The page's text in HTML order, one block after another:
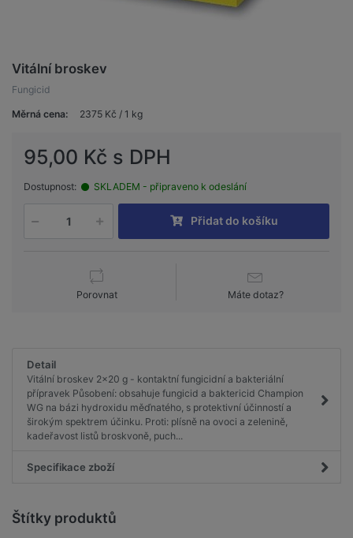
Vitální broskev
Fungicid
Měrná cena: 2375 Kč / 1 kg
95,00 Kč s DPH
Dostupnost: SKLADEM - připraveno k odeslání
Přidat do košíku
Porovnat Máte dotaz?
Detail
Vitální broskev 2x20 g - kontaktní fungicidní a bakteriální
přípravek Působení: obsahuje fungicid a baktericid Champion
WG na bázi hydroxidu měďnatého, s protektivní účinností a
širokým spektrem účinku. Proti: plísně na ovoci a zelenině,
kadeřavost listů broskvoně, puch...
Specifikace zboží
Štítky produktů